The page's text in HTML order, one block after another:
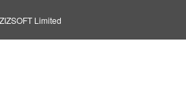
Limited